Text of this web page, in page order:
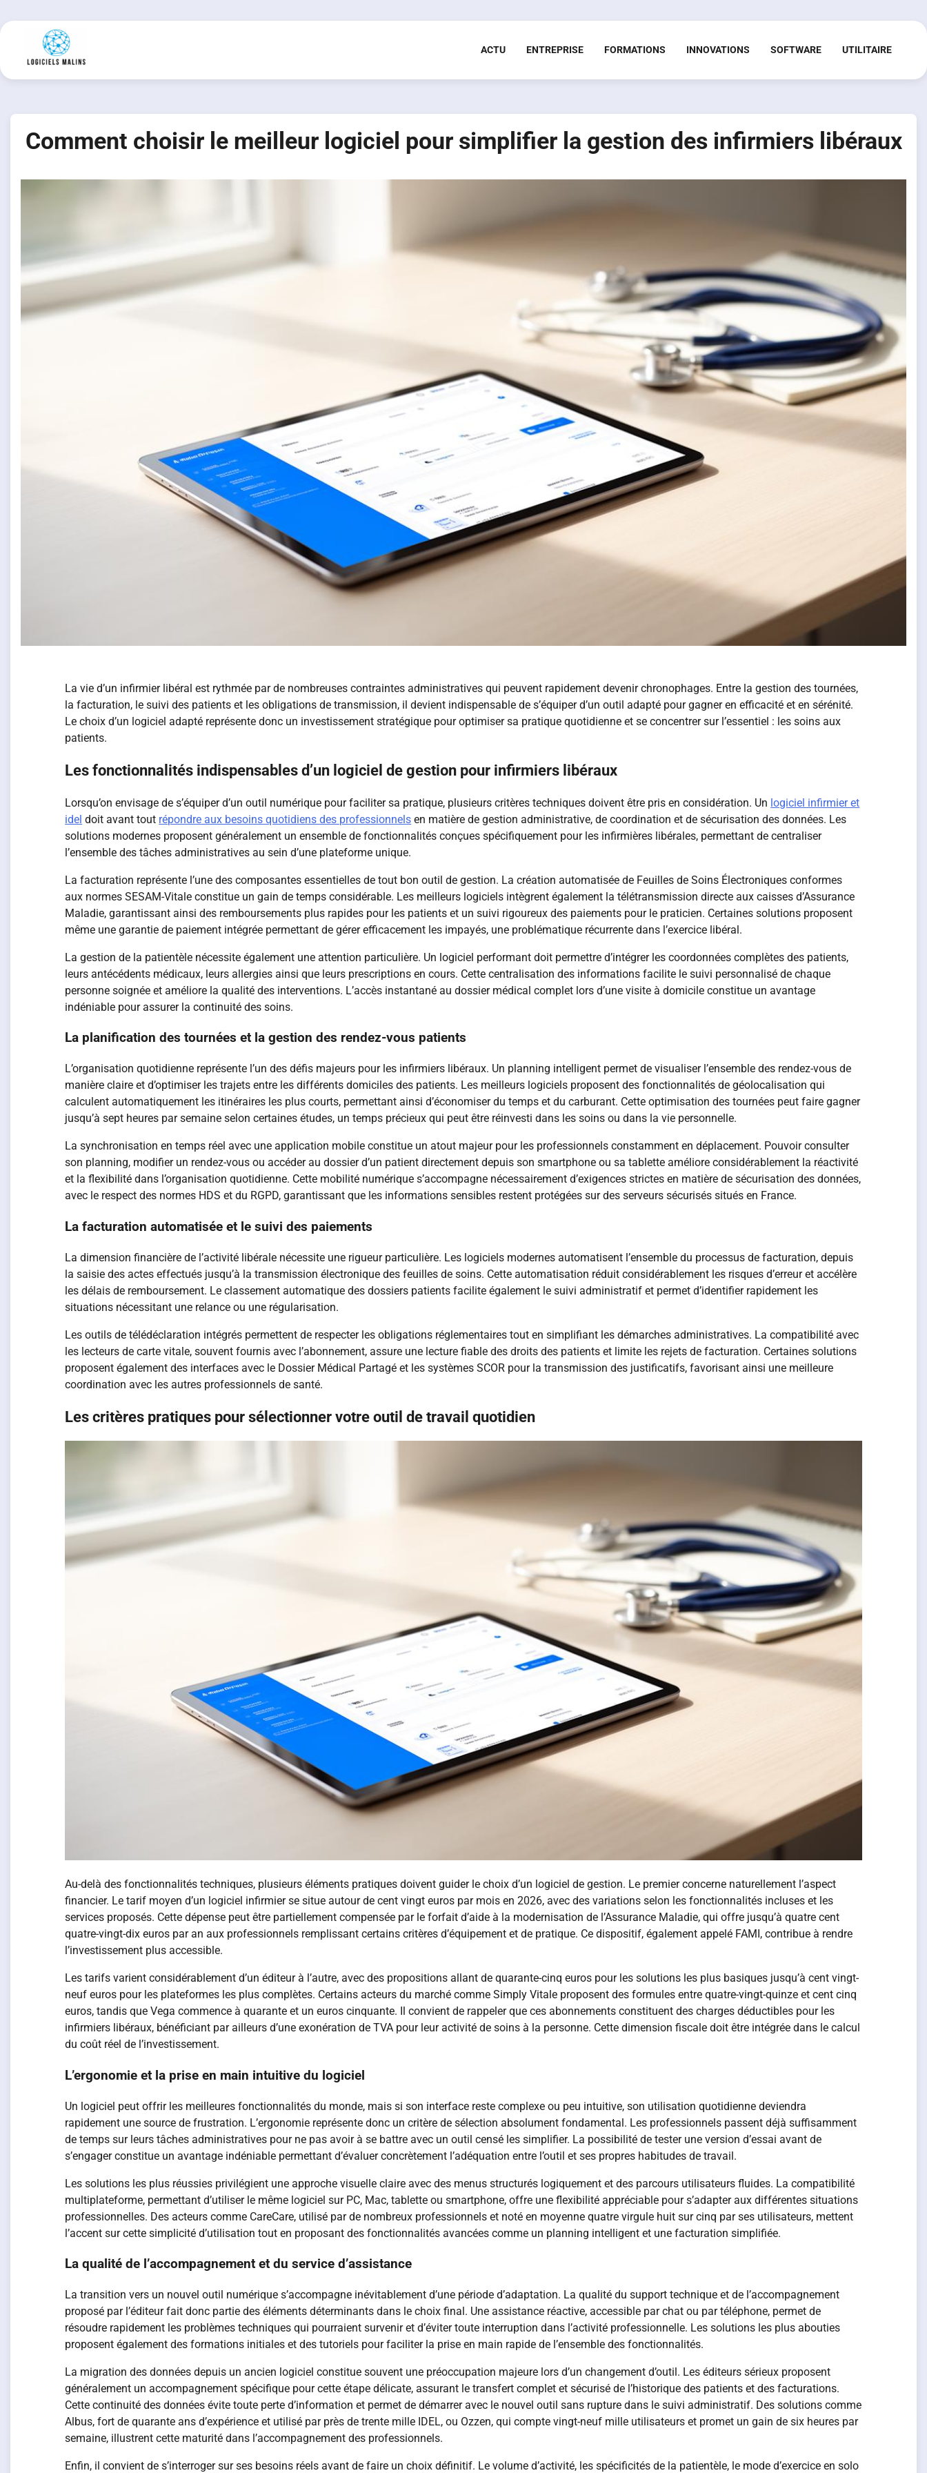
to
ACTU ENTREPRISE FORMATIONS INNOVATIONS SOFTWARE UTILITAIRE
Comment choisir le meilleur logiciel pour simplifier la gestion des infirmiers libéraux
La vie d’un infirmier libéral est rythmée par de nombreuses contraintes administratives qui peuvent rapidement devenir chronophages. Entre la gestion des tournées,
la facturation, le suivi des patients et les obligations de transmission, il devient indispensable de s’équiper d’un outil adapté pour gagner en efficacité et en sérénité.
Le choix d’un logiciel adapté représente donc un investissement stratégique pour optimiser sa pratique quotidienne et se concentrer sur l’essentiel : les soins aux
patients.
Les fonctionnalités indispensables d’un logiciel de gestion pour infirmiers libéraux
Lorsqu’on envisage de s’équiper d’un outil numérique pour faciliter sa pratique, plusieurs critères techniques doivent être pris en considération. Un logiciel infirmier et
idel doit avant tout répondre aux besoins quotidiens des professionnels en matière de gestion administrative, de coordination et de sécurisation des données. Les
solutions modernes proposent généralement un ensemble de fonctionnalités conçues spécifiquement pour les infirmières libérales, permettant de centraliser
l’ensemble des tâches administratives au sein d’une plateforme unique.
La facturation représente l’une des composantes essentielles de tout bon outil de gestion. La création automatisée de Feuilles de Soins Électroniques conformes
aux normes SESAM-Vitale constitue un gain de temps considérable. Les meilleurs logiciels intègrent également la télétransmission directe aux caisses d’Assurance
Maladie, garantissant ainsi des remboursements plus rapides pour les patients et un suivi rigoureux des paiements pour le praticien. Certaines solutions proposent
même une garantie de paiement intégrée permettant de gérer efficacement les impayés, une problématique récurrente dans l’exercice libéral.
La gestion de la patientèle nécessite également une attention particulière. Un logiciel performant doit permettre d’intégrer les coordonnées complètes des patients,
leurs antécédents médicaux, leurs allergies ainsi que leurs prescriptions en cours. Cette centralisation des informations facilite le suivi personnalisé de chaque
personne soignée et améliore la qualité des interventions. L’accès instantané au dossier médical complet lors d’une visite à domicile constitue un avantage
indéniable pour assurer la continuité des soins.
La planification des tournées et la gestion des rendez-vous patients
L’organisation quotidienne représente l’un des défis majeurs pour les infirmiers libéraux. Un planning intelligent permet de visualiser l’ensemble des rendez-vous de
manière claire et d’optimiser les trajets entre les différents domiciles des patients. Les meilleurs logiciels proposent des fonctionnalités de géolocalisation qui
calculent automatiquement les itinéraires les plus courts, permettant ainsi d’économiser du temps et du carburant. Cette optimisation des tournées peut faire gagner
jusqu’à sept heures par semaine selon certaines études, un temps précieux qui peut être réinvesti dans les soins ou dans la vie personnelle.
La synchronisation en temps réel avec une application mobile constitue un atout majeur pour les professionnels constamment en déplacement. Pouvoir consulter
son planning, modifier un rendez-vous ou accéder au dossier d’un patient directement depuis son smartphone ou sa tablette améliore considérablement la réactivité
et la flexibilité dans l’organisation quotidienne. Cette mobilité numérique s’accompagne nécessairement d’exigences strictes en matière de sécurisation des données,
avec le respect des normes HDS et du RGPD, garantissant que les informations sensibles restent protégées sur des serveurs sécurisés situés en France.
La facturation automatisée et le suivi des paiements
La dimension financière de l’activité libérale nécessite une rigueur particulière. Les logiciels modernes automatisent l’ensemble du processus de facturation, depuis
la saisie des actes effectués jusqu’à la transmission électronique des feuilles de soins. Cette automatisation réduit considérablement les risques d’erreur et accélère
les délais de remboursement. Le classement automatique des dossiers patients facilite également le suivi administratif et permet d’identifier rapidement les
situations nécessitant une relance ou une régularisation.
Les outils de télédéclaration intégrés permettent de respecter les obligations réglementaires tout en simplifiant les démarches administratives. La compatibilité avec
les lecteurs de carte vitale, souvent fournis avec l’abonnement, assure une lecture fiable des droits des patients et limite les rejets de facturation. Certaines solutions
proposent également des interfaces avec le Dossier Médical Partagé et les systèmes SCOR pour la transmission des justificatifs, favorisant ainsi une meilleure
coordination avec les autres professionnels de santé.
Les critères pratiques pour sélectionner votre outil de travail quotidien
Au-delà des fonctionnalités techniques, plusieurs éléments pratiques doivent guider le choix d’un logiciel de gestion. Le premier concerne naturellement l’aspect
financier. Le tarif moyen d’un logiciel infirmier se situe autour de cent vingt euros par mois en 2026, avec des variations selon les fonctionnalités incluses et les
services proposés. Cette dépense peut être partiellement compensée par le forfait d’aide à la modernisation de l’Assurance Maladie, qui offre jusqu’à quatre cent
quatre-vingt-dix euros par an aux professionnels remplissant certains critères d’équipement et de pratique. Ce dispositif, également appelé FAMI, contribue à rendre
l’investissement plus accessible.
Les tarifs varient considérablement d’un éditeur à l’autre, avec des propositions allant de quarante-cinq euros pour les solutions les plus basiques jusqu’à cent vingt-
neuf euros pour les plateformes les plus complètes. Certains acteurs du marché comme Simply Vitale proposent des formules entre quatre-vingt-quinze et cent cinq
euros, tandis que Vega commence à quarante et un euros cinquante. Il convient de rappeler que ces abonnements constituent des charges déductibles pour les
infirmiers libéraux, bénéficiant par ailleurs d’une exonération de TVA pour leur activité de soins à la personne. Cette dimension fiscale doit être intégrée dans le calcul
du coût réel de l’investissement.
L’ergonomie et la prise en main intuitive du logiciel
Un logiciel peut offrir les meilleures fonctionnalités du monde, mais si son interface reste complexe ou peu intuitive, son utilisation quotidienne deviendra
rapidement une source de frustration. L’ergonomie représente donc un critère de sélection absolument fondamental. Les professionnels passent déjà suffisamment
de temps sur leurs tâches administratives pour ne pas avoir à se battre avec un outil censé les simplifier. La possibilité de tester une version d’essai avant de
s’engager constitue un avantage indéniable permettant d’évaluer concrètement l’adéquation entre l’outil et ses propres habitudes de travail.
Les solutions les plus réussies privilégient une approche visuelle claire avec des menus structurés logiquement et des parcours utilisateurs fluides. La compatibilité
multiplateforme, permettant d’utiliser le même logiciel sur PC, Mac, tablette ou smartphone, offre une flexibilité appréciable pour s’adapter aux différentes situations
professionnelles. Des acteurs comme CareCare, utilisé par de nombreux professionnels et noté en moyenne quatre virgule huit sur cinq par ses utilisateurs, mettent
l’accent sur cette simplicité d’utilisation tout en proposant des fonctionnalités avancées comme un planning intelligent et une facturation simplifiée.
La qualité de l’accompagnement et du service d’assistance
La transition vers un nouvel outil numérique s’accompagne inévitablement d’une période d’adaptation. La qualité du support technique et de l’accompagnement
proposé par l’éditeur fait donc partie des éléments déterminants dans le choix final. Une assistance réactive, accessible par chat ou par téléphone, permet de
résoudre rapidement les problèmes techniques qui pourraient survenir et d’éviter toute interruption dans l’activité professionnelle. Les solutions les plus abouties
proposent également des formations initiales et des tutoriels pour faciliter la prise en main rapide de l’ensemble des fonctionnalités.
La migration des données depuis un ancien logiciel constitue souvent une préoccupation majeure lors d’un changement d’outil. Les éditeurs sérieux proposent
généralement un accompagnement spécifique pour cette étape délicate, assurant le transfert complet et sécurisé de l’historique des patients et des facturations.
Cette continuité des données évite toute perte d’information et permet de démarrer avec le nouvel outil sans rupture dans le suivi administratif. Des solutions comme
Albus, fort de quarante ans d’expérience et utilisé par près de trente mille IDEL, ou Ozzen, qui compte vingt-neuf mille utilisateurs et promet un gain de six heures par
semaine, illustrent cette maturité dans l’accompagnement des professionnels.
Enfin, il convient de s’interroger sur ses besoins réels avant de faire un choix définitif. Le volume d’activité, les spécificités de la patientèle, le mode d’exercice en solo